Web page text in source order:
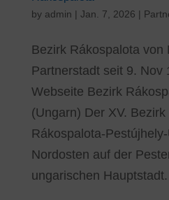
by admin | Jan. 7, 2026 |
Bezirk Rákospalota von
Partnerstadt seit 9. Nov
Webseite Bezirk
(Ungarn) Der XV.
Rákospalota-
Nordosten auf der
ungarischen